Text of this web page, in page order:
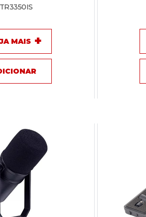
VÍDEO DO PRODUTO
MAIS